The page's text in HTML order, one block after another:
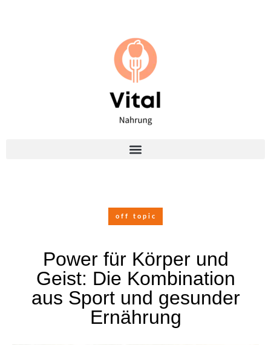
off topic
Power für Körper und
Geist: Die Kombination
aus Sport und gesunder
Ernährung